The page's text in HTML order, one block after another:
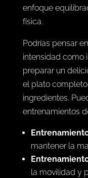
enfoque
física.
Podrías pensar
intensidad como
preparar un
el plato
ingredientes.
entrenamientos
mantener la
la movilidad y